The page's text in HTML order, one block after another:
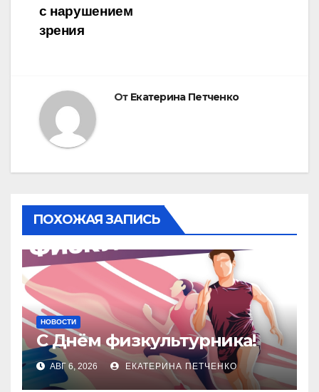
с нарушением
зрения
От Екатерина Петченко
ПОХОЖАЯ ЗАПИСЬ
НОВОСТИ
С Днём физкультурника!
АВГ 6, 2026 ЕКАТЕРИНА ПЕТЧЕНКО